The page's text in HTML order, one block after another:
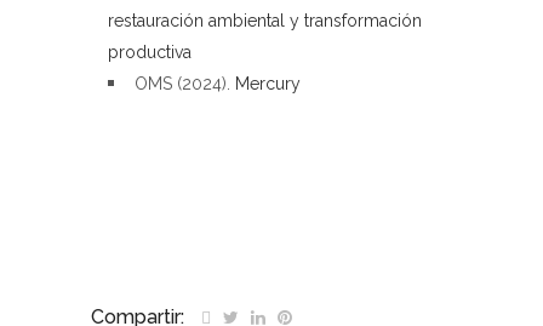
restauración ambiental y transformación
productiva
OMS (2024).
Mercury
Compartir: